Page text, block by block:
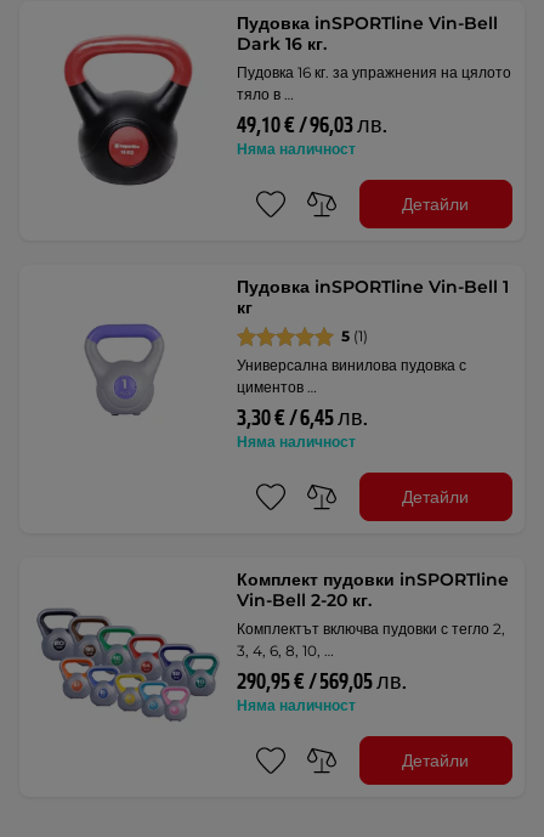
Пудовка inSPORTline Vin-Bell
Dark 16 кг.
Пудовка 16 кг. за упражнения на цялото
тяло в …
49,10 € / 96,03 лв.
Няма наличност
Детайли
Пудовка inSPORTline Vin-Bell 1
кг
5 (1)
Универсална винилова пудовка с
циментов …
3,30 € / 6,45 лв.
Няма наличност
Детайли
Комплект пудовки inSPORTline
Vin-Bell 2-20 кг.
Комплектът включва пудовки с тегло 2,
3, 4, 6, 8, 10, …
290,95 € / 569,05 лв.
Няма наличност
Детайли